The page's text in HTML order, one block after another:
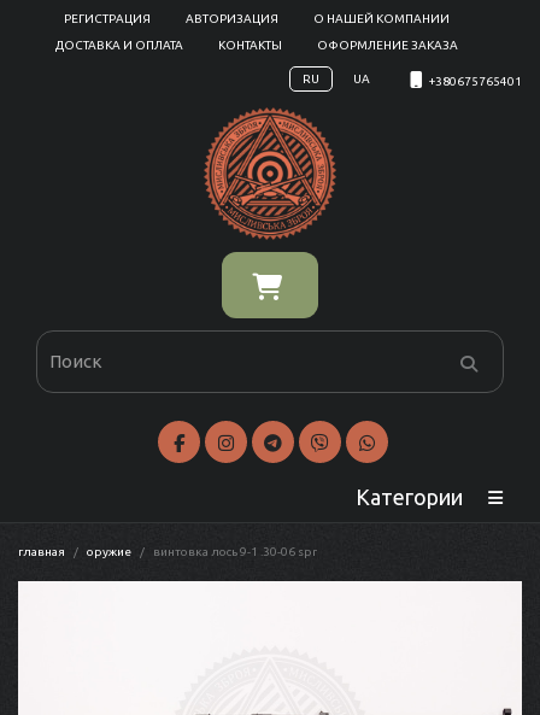
РЕГИСТРАЦИЯ АВТОРИЗАЦИЯ
О НАШЕЙ КОМПАНИИ
ДОСТАВКА И ОПЛАТА
КОНТАКТЫ ОФОРМЛЕНИЕ ЗАКАЗА
RU UA +380675765401
Категории
главная оружие винтовка лось 9-1 .30-06 spr